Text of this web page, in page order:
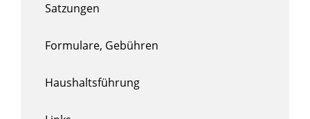
Satzungen
Formulare, Gebühren
Haushaltsführung